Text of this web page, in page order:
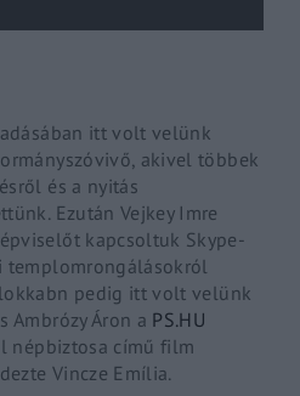
itt volt velünk
akivel többek
és a nyitás
Ezután Vejkey Imre
kapcsoltuk Skype-
templomrongálásokról
pedig itt volt velünk
Ambrózy Áron a PS.HU
népbiztosa című film
Vincze Emília.
to